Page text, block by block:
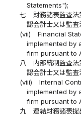
Statements");
七
財務諸表監査
認会計士又は監査
(vii)
Financial
implemented by
firm pursuant to
八
内部統制監査
認会計士又は監査
(viii)
Internal
implemented by
firm pursuant to
九
連結財務諸表